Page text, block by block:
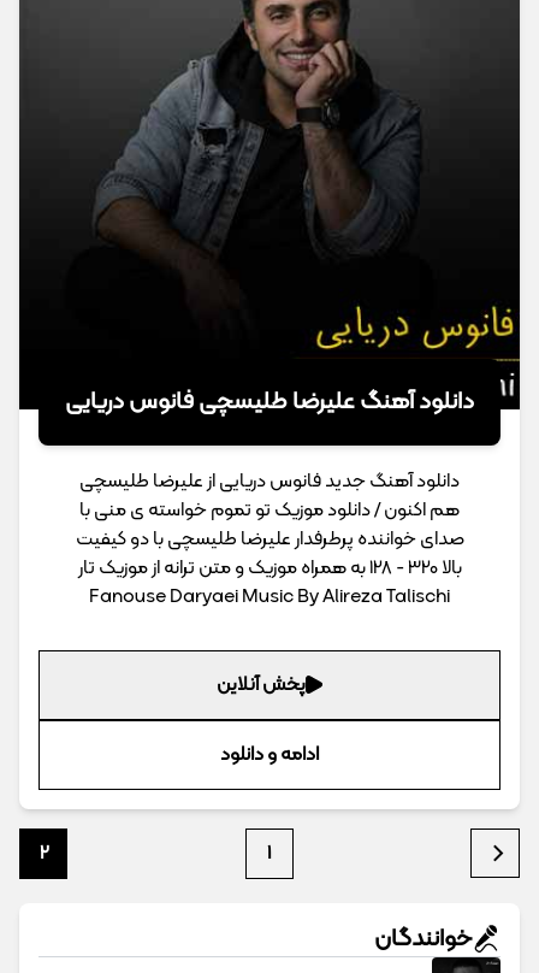
دانلود آهنگ علیرضا طلیسچی فانوس دریایی
دانلود آهنگ جدید فانوس دریایی از علیرضا طلیسچی
هم اکنون / دانلود موزیک تو تموم خواسته ی منی با
صدای خواننده پرطرفدار علیرضا طلیسچی با دو کیفیت
بالا 320 - 128 به همراه موزیک و متن ترانه از موزیک تار
Fanouse Daryaei Music By Alireza Talischi
پخش آنلاین
ادامه و دانلود
1
2
خوانندگان